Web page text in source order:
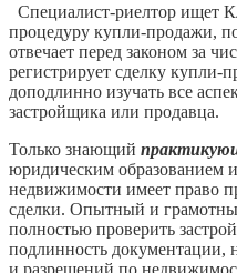
Специалист-риелтор ищет
процедуру купли-продажи,
отвечает перед законом за
регистрирует сделку купли-
доподлинно изучать все
застройщика или продавца.
Только знающий
юридическим образованием
недвижимости имеет право
сделки. Опытный и
полностью проверить
подлинность документации,
и разрешений по